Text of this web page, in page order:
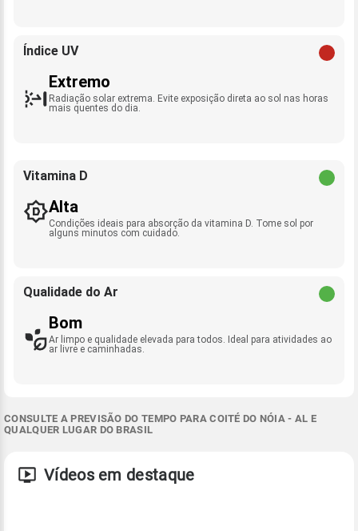
Índice UV
Extremo
Radiação solar extrema. Evite exposição direta ao sol nas horas
mais quentes do dia.
Vitamina D
Alta
Condições ideais para absorção da vitamina D. Tome sol por
alguns minutos com cuidado.
Qualidade do Ar
Bom
Ar limpo e qualidade elevada para todos. Ideal para atividades ao
ar livre e caminhadas.
CONSULTE A PREVISÃO DO TEMPO PARA COITÉ DO NÓIA - AL E
QUALQUER LUGAR DO BRASIL
Vídeos em destaque